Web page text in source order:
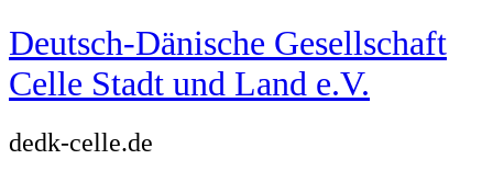
Zum
Inhalt
springen
Deutsch-Dänische Gesellschaft
Celle Stadt und Land e.V.
dedk-celle.de